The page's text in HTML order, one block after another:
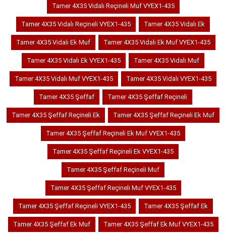
Tamer 4X35 Vidalı Reçineli Muf VYEX1-435
Tamer 4X35 Vidalı Reçineli VYEX1-435 Tamer 4X35 Vidalı Ek
Tamer 4X35 Vidalı Ek Muf Tamer 4X35 Vidalı Ek Muf VYEX1-435
Tamer 4X35 Vidalı Ek VYEX1-435 Tamer 4X35 Vidalı Muf
Tamer 4X35 Vidalı Muf VYEX1-435 Tamer 4X35 Vidalı VYEX1-435
Tamer 4X35 Şeffaf Tamer 4X35 Şeffaf Reçineli
Tamer 4X35 Şeffaf Reçineli Ek Tamer 4X35 Şeffaf Reçineli Ek Muf
Tamer 4X35 Şeffaf Reçineli Ek Muf VYEX1-435
Tamer 4X35 Şeffaf Reçineli Ek VYEX1-435
Tamer 4X35 Şeffaf Reçineli Muf
Tamer 4X35 Şeffaf Reçineli Muf VYEX1-435
Tamer 4X35 Şeffaf Reçineli VYEX1-435 Tamer 4X35 Şeffaf Ek
Tamer 4X35 Şeffaf Ek Muf Tamer 4X35 Şeffaf Ek Muf VYEX1-435